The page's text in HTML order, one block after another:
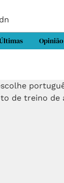
Opinião